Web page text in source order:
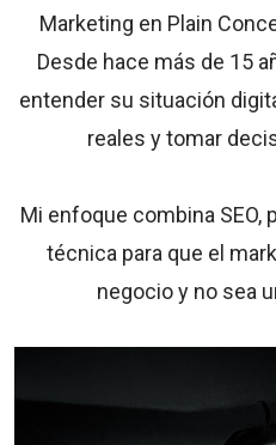
Marketing en Plain
Desde hace más de 15
entender su situación
reales y tomar
Mi enfoque combina SEO,
técnica para que el
negocio y no sea